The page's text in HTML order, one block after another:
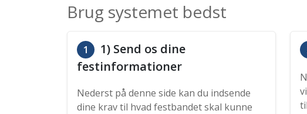
Brug systemet bedst
1
1) Send os dine
festinformationer
Nederst på denne side kan du indsende
dine krav til hvad festbandet skal kunne